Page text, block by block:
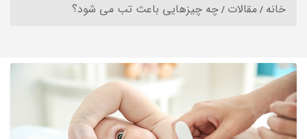
خانه مقالات چه چیزهایی باعث تب می شود؟